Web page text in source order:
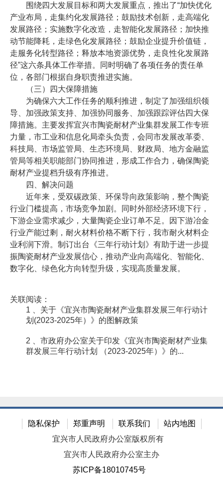
围绕四大发展目标和两大发展重点，推出了“加快优化
产业布局，走集约化发展路径；鼓励技术创新，走高端化
发展路径；实施数字化改造，走智能化发展路径；加快推
动节能降耗，走绿色化发展路径；鼓励企业提升价值链，
走服务化转型路径；释放本地资源优势，走良性化发展路
径”这六条具体工作举措。同时明确了各项任务的责任单
位，各部门根据自身职责推进实施。
（三）四大保障措施
为确保六大工作任务的顺利推进，制定了加强组织领
导、加强政策支持、加强协同服务、加强跟踪评估四大保
障措施。主要发挥宜兴市陶瓷耐材产业集群发展工作专班
力量，市工业和信息化局牵头负责，会同市发展改革委、
科技局、市场监管局、生态环境局、财政局、地方金融监
管局等相关职能部门协同推进，形成工作合力，确保陶瓷
耐材产业提档升级有序推进。
四、解决问题
近年来，受双碳政策、环保导向政策影响，整个陶瓷
行业门槛提高，市场竞争加剧。同时外部经济环境下行，
下游企业需求减少，大量陶瓷企业订单不足。因下游冶金
行业产能过剩，耐火材料价格不断下行，我市耐火材料企
业利润下滑。制订出台《三年行动计划》有助于进一步提
振陶瓷耐材产业发展信心，推动产业向高端化、智能化、
数字化、绿色化方向转型升级，实现高质量发展。
关联阅读：
1 、关于《宜兴市陶瓷耐材产业集群发展三年行动计
划(2023-2025年）》的图解政策
2 、市政府办公室关于印发《宜兴市陶瓷耐材产业集
群发展三年行动计划 （2023-2025年）》的...
隐私保护 郑重声明 联系我们
站内地图
宜兴市人民政府办公室版权所有
宜兴市人民政府办公室主办
苏ICP备18010745号